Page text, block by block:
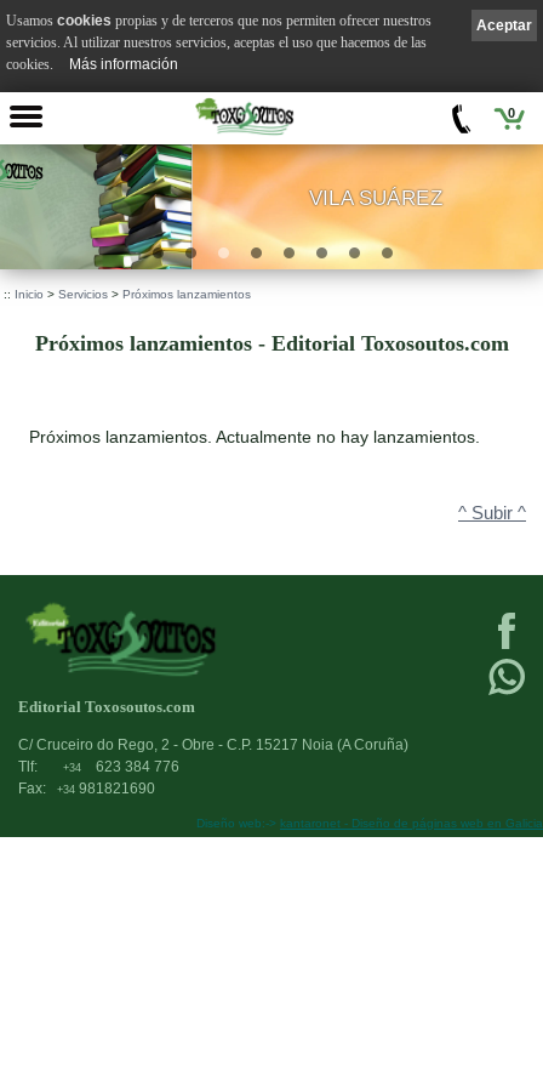
0
VILA SUÁREZ
:: Inicio > Servicios > Próximos lanzamientos
Próximos lanzamientos - Editorial Toxosoutos.com
Próximos lanzamientos. Actualmente no hay lanzamientos.
^ Subir ^
Editorial Toxosoutos.com
C/ Cruceiro do Rego, 2 - Obre - C.P. 15217 Noia (A Coruña)
Tlf:
+34
623 384 776
Fax:
+34 981821690
Diseño web:-> kantaronet - Diseño de páginas web en Galicia
Aceptar
Usamos cookies propias y de terceros que nos permiten ofrecer nuestros
servicios. Al utilizar nuestros servicios, aceptas el uso que hacemos de las
cookies.
Más información